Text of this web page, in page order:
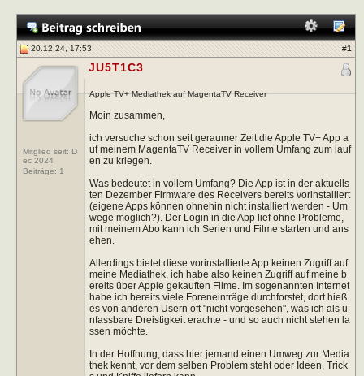
20.12.24, 17:53 #1
Mitglied seit: D
ec 2024
Beiträge: 1
JU5T1C3
Apple TV+ Mediathek auf MagentaTV Receiver
Moin zusammen,
ich versuche schon seit geraumer Zeit die Apple TV+ App a
uf meinem MagentaTV Receiver in vollem Umfang zum lauf
en zu kriegen.
Was bedeutet in vollem Umfang? Die App ist in der aktuells
ten Dezember Firmware des Receivers bereits vorinstalliert
(eigene Apps können ohnehin nicht installiert werden - Um
wege möglich?). Der Login in die App lief ohne Probleme,
mit meinem Abo kann ich Serien und Filme starten und ans
ehen.
Allerdings bietet diese vorinstallierte App keinen Zugriff auf
meine Mediathek, ich habe also keinen Zugriff auf meine b
ereits über Apple gekauften Filme. Im sogenannten Internet
habe ich bereits viele Foreneinträge durchforstet, dort hieß
es von anderen Usern oft "nicht vorgesehen", was ich als u
nfassbare Dreistigkeit erachte - und so auch nicht stehen la
ssen möchte.
In der Hoffnung, dass hier jemand einen Umweg zur Media
thek kennt, vor dem selben Problem steht oder Ideen, Trick